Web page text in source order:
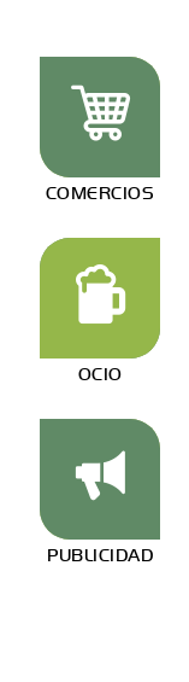
COMERCIOS
OCIO
PUBLICIDAD